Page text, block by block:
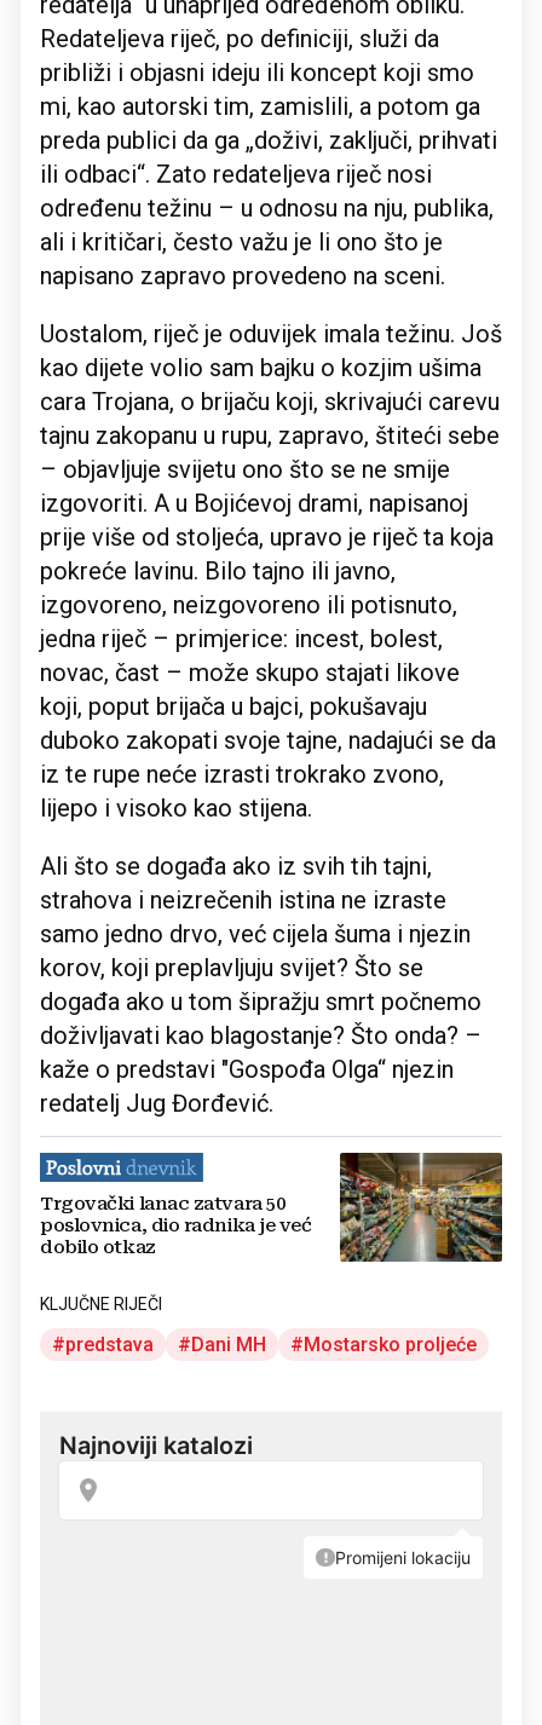
Redateljeva riječ, po definiciji, služi da
približi i objasni ideju ili koncept koji smo
mi, kao autorski tim, zamislili, a potom ga
preda publici da ga „doživi, zaključi, prihvati
ili odbaci“. Zato redateljeva riječ nosi
određenu težinu – u odnosu na nju, publika,
ali i kritičari, često važu je li ono što je
napisano zapravo provedeno na sceni.
Uostalom, riječ je oduvijek imala težinu. Još
kao dijete volio sam bajku o kozjim ušima
cara Trojana, o brijaču koji, skrivajući carevu
tajnu zakopanu u rupu, zapravo, štiteći sebe
– objavljuje svijetu ono što se ne smije
izgovoriti. A u Bojićevoj drami, napisanoj
prije više od stoljeća, upravo je riječ ta koja
pokreće lavinu. Bilo tajno ili javno,
izgovoreno, neizgovoreno ili potisnuto,
jedna riječ – primjerice: incest, bolest,
novac, čast – može skupo stajati likove
koji, poput brijača u bajci, pokušavaju
duboko zakopati svoje tajne, nadajući se da
iz te rupe neće izrasti trokrako zvono,
lijepo i visoko kao stijena.
Ali što se događa ako iz svih tih tajni,
strahova i neizrečenih istina ne izraste
samo jedno drvo, već cijela šuma i njezin
korov, koji preplavljuju svijet? Što se
događa ako u tom šipražju smrt počnemo
doživljavati kao blagostanje? Što onda? –
kaže o predstavi "Gospođa Olga“ njezin
redatelj Jug Đorđević.
Trgovački lanac zatvara 50
poslovnica, dio radnika je već
dobilo otkaz
KLJUČNE RIJEČI
predstava Dani MH Mostarsko proljeće